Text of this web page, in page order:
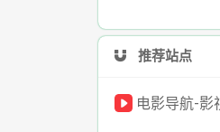
推荐站点
电影导航-影视导航-电影搜索-影视搜